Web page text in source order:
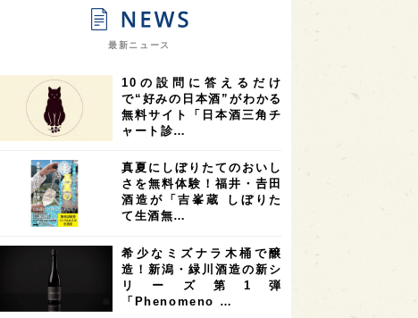
オピニオンリーダーの視点 9
奈良県 滋賀県 7 和歌山県 6
富山県 6 フランス 6 高知県 5 島根県 5
4 アメリカ 4 神奈川県 4
4 三重県 大阪府 3
オーストラリア 台湾 2 アジア 2
SAKEの時代を生きる 静岡県 1 長崎県
最新ニュース
10の設問に答えるだけ
で“好みの日本酒”がわかる
無料サイト「日本酒三角チ
ャート診…
真夏にしぼりたてのおいし
さを無料体験！福井・𠮷田
酒造が「吉峯蔵 しぼりた
て生酒無…
希少なミズナラ木桶で醸
造！新潟・緑川酒造の新シ
リーズ第1弾
「Phenomeno …